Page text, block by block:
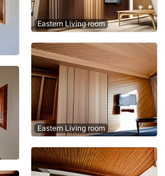
Eastern Living room
Eastern Living room